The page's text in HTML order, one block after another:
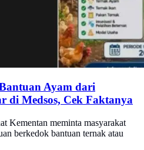
Ayam dari
di Medsos, Cek Faktanya
Kementan meminta masyarakat
berkedok bantuan ternak atau